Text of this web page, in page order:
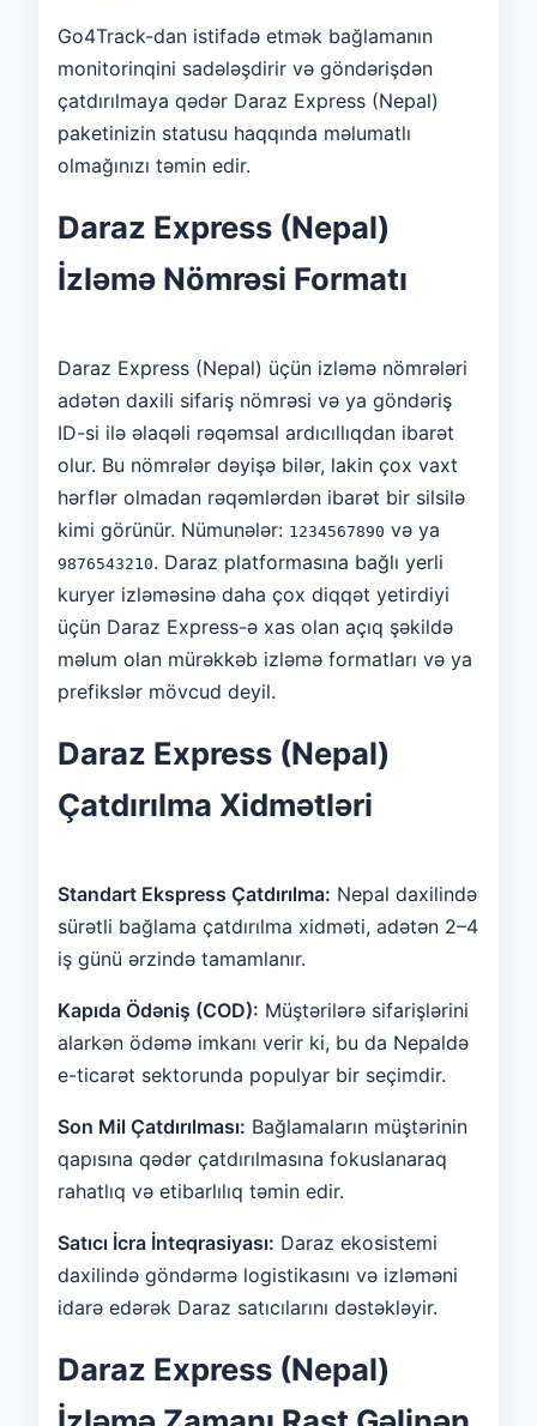
Go4Track-dan istifadə etmək bağlamanın
monitorinqini sadələşdirir və göndərişdən
çatdırılmaya qədər Daraz Express (Nepal)
paketinizin statusu haqqında məlumatlı
olmağınızı təmin edir.
Daraz Express (Nepal)
İzləmə Nömrəsi Formatı
Daraz Express (Nepal) üçün izləmə nömrələri
adətən daxili sifariş nömrəsi və ya göndəriş
ID-si ilə əlaqəli rəqəmsal ardıcıllıqdan ibarət
olur. Bu nömrələr dəyişə bilər, lakin çox vaxt
hərflər olmadan rəqəmlərdən ibarət bir silsilə
kimi görünür. Nümunələr: 1234567890 və ya
9876543210. Daraz platformasına bağlı yerli
kuryer izləməsinə daha çox diqqət yetirdiyi
üçün Daraz Express-ə xas olan açıq şəkildə
məlum olan mürəkkəb izləmə formatları və ya
prefikslər mövcud deyil.
Daraz Express (Nepal)
Çatdırılma Xidmətləri
Standart Ekspress Çatdırılma: Nepal daxilində
sürətli bağlama çatdırılma xidməti, adətən 2–4
iş günü ərzində tamamlanır.
Kapıda Ödəniş (COD): Müştərilərə sifarişlərini
alarkən ödəmə imkanı verir ki, bu da Nepaldə
e-ticarət sektorunda populyar bir seçimdir.
Son Mil Çatdırılması: Bağlamaların müştərinin
qapısına qədər çatdırılmasına fokuslanaraq
rahatlıq və etibarlılıq təmin edir.
Satıcı İcra İnteqrasiyası: Daraz ekosistemi
daxilində göndərmə logistikasını və izləməni
idarə edərək Daraz satıcılarını dəstəkləyir.
Daraz Express (Nepal)